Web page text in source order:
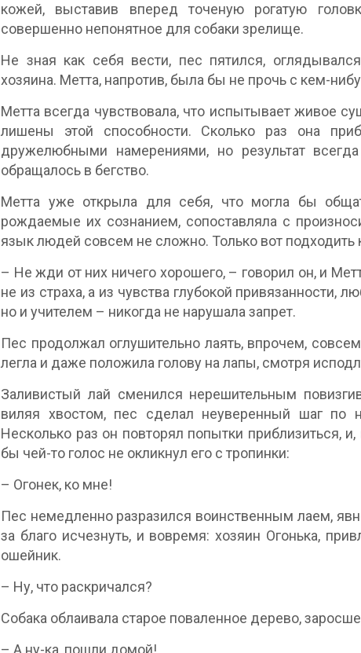
кожей, выставив вперед точеную рогатую
совершенно непонятное для собаки зрелище.
Не зная как себя вести, пес пятился,
хозяина. Метта, напротив, была бы не прочь с кем-
Метта всегда чувствовала, что испытывает живое
лишены этой способности. Сколько раз она
дружелюбными намерениями, но результат
обращалось в бегство.
Метта уже открыла для себя, что могла бы
рождаемые их сознанием, сопоставляла с
язык людей совсем не сложно. Только вот
– Не жди от них ничего хорошего, – говорил он, и
не из страха, а из чувства глубокой
но и учителем – никогда не нарушала запрет.
Пес продолжал оглушительно лаять, впрочем,
легла и даже положила голову на лапы, смотря
Заливистый лай сменился нерешительным
виляя хвостом, пес сделал неуверенный шаг по
Несколько раз он повторял попытки приблизиться,
бы чей-то голос не окликнул его с тропинки:
– Огонек, ко мне!
Пес немедленно разразился воинственным лаем,
за благо исчезнуть, и вовремя: хозяин Огонька,
ошейник.
– Ну, что раскричался?
Собака облаивала старое поваленное дерево,
– А ну-ка, пошли домой!